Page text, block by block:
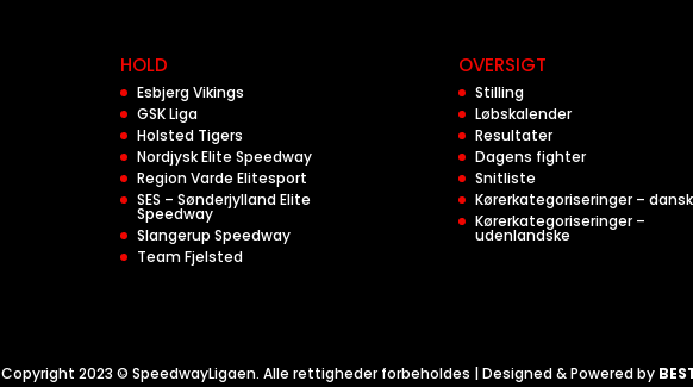
HOLD
Esbjerg Vikings
GSK Liga
Holsted Tigers
Nordjysk Elite Speedway
Region Varde Elitesport
SES – Sønderjylland Elite
Speedway
Slangerup Speedway
Team Fjelsted
OVERSIGT
Stilling
Løbskalender
Resultater
Dagens fighter
Snitliste
Kørerkategoriseringer –
Kørerkategoriseringer –
udenlandske
Copyright 2023 © SpeedwayLigaen. Alle rettigheder forbeholdes | Designed & Powered by